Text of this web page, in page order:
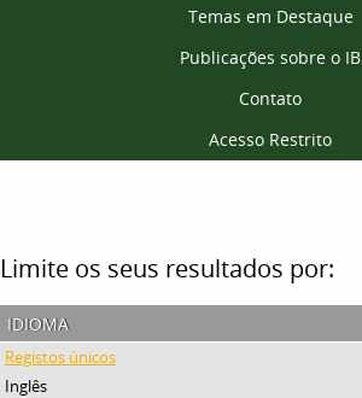
Temas em Destaque
Publicações sobre o IB
Contato
Acesso Restrito
Limite os seus resultados por:
idioma
Registos únicos
Inglês